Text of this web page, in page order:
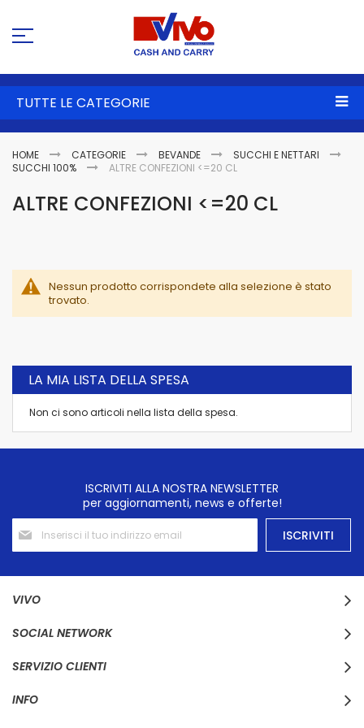
TUTTE LE CATEGORIE
HOME CATEGORIE BEVANDE
SUCCHI E NETTARI
SUCCHI 100%
ALTRE CONFEZIONI <=20 CL
ALTRE CONFEZIONI <=20 CL
Nessun prodotto corrispondete alla selezione è stato
trovato.
LA MIA LISTA DELLA SPESA
Non ci sono articoli nella lista della spesa.
ISCRIVITI ALLA NOSTRA NEWSLETTER
per aggiornamenti, news e offerte!
Iscriviti
alla
nostra
ISCRIVITI
VIVO
SOCIAL NETWORK
SERVIZIO CLIENTI
INFO